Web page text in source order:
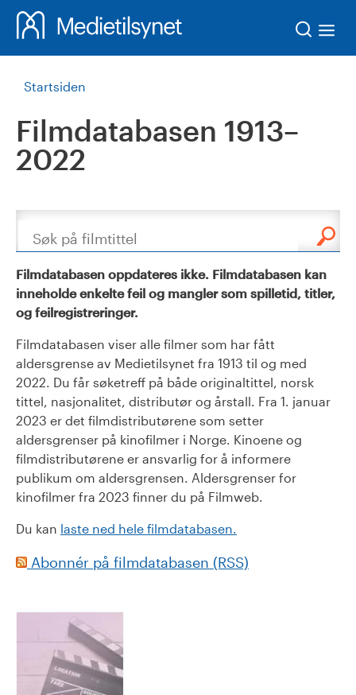
Startsiden
Filmdatabasen 1913–
2022
Søk
Filmdatabasen oppdateres ikke. Filmdatabasen kan
inneholde enkelte feil og mangler som spilletid, titler,
og feilregistreringer.
Filmdatabasen viser alle filmer som har fått
aldersgrense av Medietilsynet fra 1913 til og med
2022. Du får søketreff på både originaltittel, norsk
tittel, nasjonalitet, distributør og årstall. Fra 1. januar
2023 er det filmdistributørene som setter
aldersgrenser på kinofilmer i Norge. Kinoene og
filmdistributørene er ansvarlig for å informere
publikum om aldersgrensen. Aldersgrenser for
kinofilmer fra 2023 finner du på Filmweb.
Du kan laste ned hele filmdatabasen.
Abonnér på filmdatabasen (RSS)